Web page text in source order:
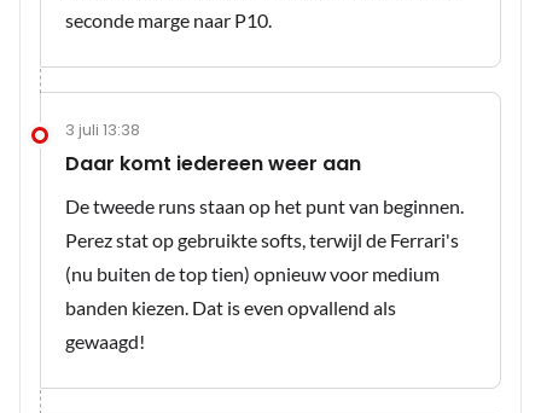
seconde marge naar P10.
3 juli 13:38
Daar komt iedereen weer aan
De tweede runs staan op het punt van beginnen.
Perez stat op gebruikte softs, terwijl de Ferrari's
(nu buiten de top tien) opnieuw voor medium
banden kiezen. Dat is even opvallend als
gewaagd!